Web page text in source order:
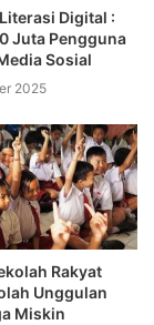
Digital :
Juta Pengguna
Sosial
2025
Rakyat
Unggulan
Miskin